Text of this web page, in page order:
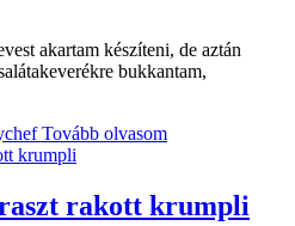
akartam készíteni, de aztán
bukkantam,
Tovább olvasom
rakott krumpli